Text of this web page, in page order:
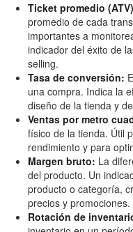
Ticket promedio
promedio de cada
importantes a
indicador del éxito de
selling.
Tasa de conversión:
una compra. Indica la
diseño de la tienda y
Ventas por metro
físico de la tienda. Útil
rendimiento y para
Margen bruto: La
del producto. Un
producto o categoría,
precios y promociones.
Rotación de